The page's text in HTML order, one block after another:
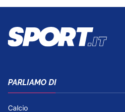
PARLIAMO DI
Calcio